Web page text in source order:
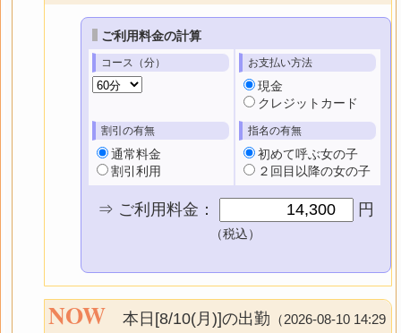
ご利用料金の計算
コース（分） お支払い方法
現金
クレジットカード
割引の有無
通常料金
割引利用
指名の有無
初めて呼ぶ女の子
２回目以降の女の子
⇒ ご利用料金： 円
（税込）
NOW 本日[8/10(月)]の出勤 （2026-08-10 14:29